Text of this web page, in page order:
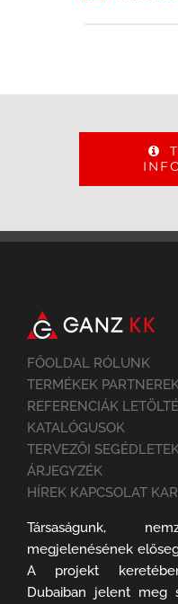
FŐOLDAL RÓLUNK
TERMÉKEK
REFERENCIÁK
KATALÓGUSOK
TERVEZŐI
ÁRJEGYZÉK
HÍREK KAPCSOLAT
Társaságunk,
megjelenésének
A projekt
Dubaiban jelent meg